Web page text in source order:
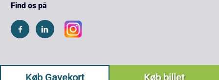
Køb billet
Køb Gavekort
Find os på